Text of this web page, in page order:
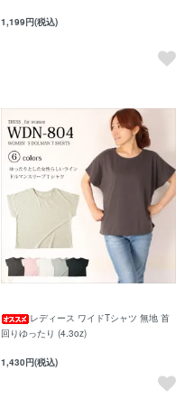
1,199円(税込)
レディース ワイドTシャツ 無地 首
回りゆったり (4.3oz)
1,430円(税込)